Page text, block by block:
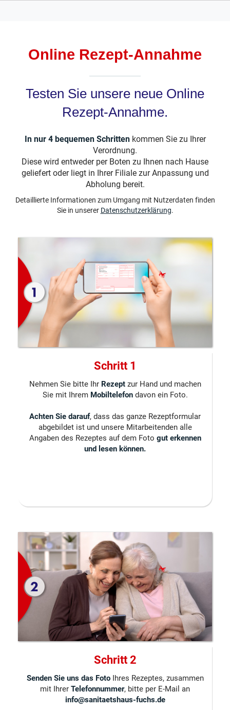
Online Rezept-Annahme
Testen Sie unsere neue Online
Rezept-Annahme.
In nur 4 bequemen Schrittenkommen Sie zu Ihrer
Verordnung.
Diese wird entweder per Boten zu Ihnen nach Hause
geliefert oder liegt in Ihrer Filiale zur Anpassung und
Abholung bereit.
Detaillierte Informationen zum Umgang mit Nutzerdaten finden
Sie in unserer Datenschutzerklärung.
Schritt 1
Nehmen Sie bitte Ihr Rezeptzur Hand und machen
Sie mit Ihrem Mobiltelefondavon ein Foto.
Achten Sie darauf, dass das ganze Rezeptformular
abgebildet ist und unsere Mitarbeitenden alle
Angaben des Rezeptes auf dem Foto gut erkennen
und lesen können.
Schritt 2
Senden Sie uns das FotoIhres Rezeptes, zusammen
mit Ihrer Telefonnummer, bitte per E-Mail an
info@sanitaetshaus-fuchs.de